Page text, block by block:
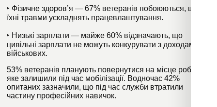
‣ Фізичне здоров’я — 67% ветеранів побоюються, що
їхні травми ускладнять працевлаштування.
‣ Низькі зарплати — майже 60% відзначають, що
цивільні зарплати не можуть конкурувати з доходами
військових.
53% ветеранів планують повернутися на місце роботи,
яке залишили під час мобілізації. Водночас 42%
опитаних зазначили, що під час служби втратили
частину професійних навичок.